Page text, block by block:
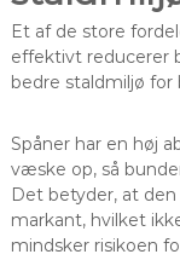
Et af de store
effektivt reducerer
bedre staldmiljø for
Spåner har en høj
væske op, så
Det betyder, at
markant, hvilket
mindsker risikoen